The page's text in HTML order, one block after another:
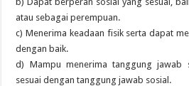
atau sebagai perempuan.
c) Menerima keadaan fisik serta dapat
dengan baik.
d) Mampu menerima tanggung jawab
sesuai dengan tanggung jawab sosial.